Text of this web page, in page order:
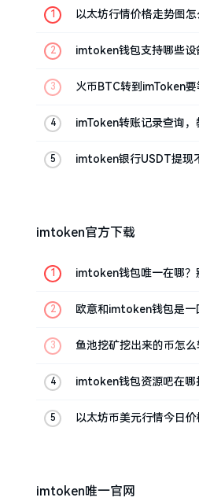
以太坊行情价格走势图
imtoken钱包支持哪些设
火币BTC转到imToken
imToken转账记录查询
imtoken银行USDT提现
imtoken官方下载
imtoken钱包唯一在哪？
欧意和imtoken钱包是一
鱼池挖矿挖出来的币怎
imtoken钱包资源吧在哪
以太坊币美元行情今日
imtoken唯一官网